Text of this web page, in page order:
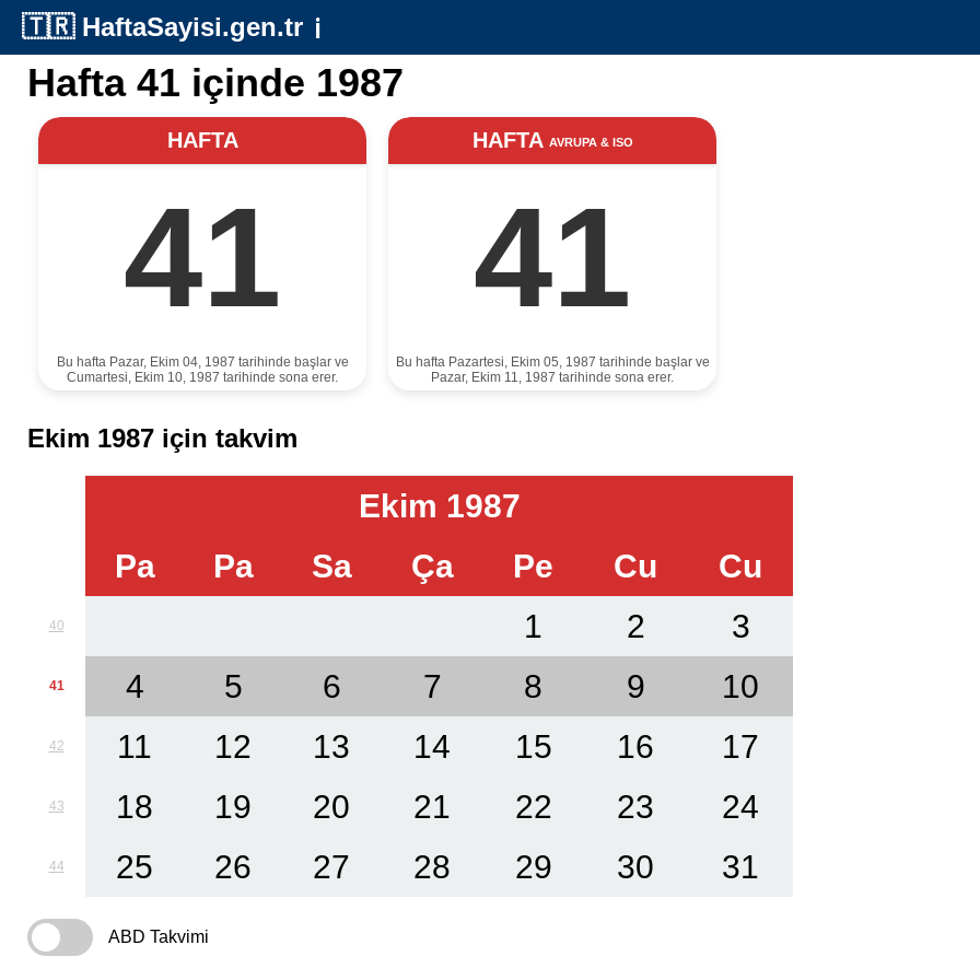
🇹🇷 HaftaSayisi.gen.tr ℹ️
Hafta 41 içinde 1987
HAFTA
41
Bu hafta Pazar, Ekim 04, 1987 tarihinde başlar ve
Cumartesi, Ekim 10, 1987 tarihinde sona erer.
HAFTA AVRUPA & ISO
41
Bu hafta Pazartesi, Ekim 05, 1987 tarihinde başlar ve
Pazar, Ekim 11, 1987 tarihinde sona erer.
Ekim 1987 için takvim
Ekim 1987
Pa
Pa Sa Ça Pe Cu Cu
40 1 2 3
41 4 5 6 7 8 9 10
42 11 12 13 14 15 16 17
43 18 19 20 21 22 23 24
44 25 26 27 28 29 30 31
ABD Takvimi